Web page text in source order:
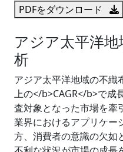
PDFをダウンロード
アジア太平洋
析
アジア太平洋地域の不織
上の</b>CAGR</b>で成
査対象となった市場を牽
業界におけるアプリケー
方、消費者の意識の欠如